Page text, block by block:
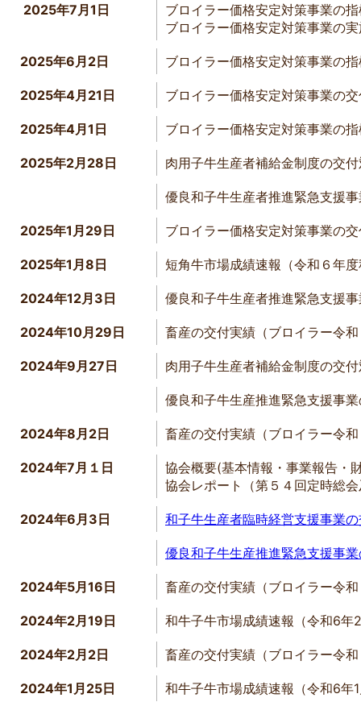
2025年7月1日
ブロイラー価格安定対策事業の
ブロイラー価格安定対策事業の
2025年6月2日 ブロイラー価格安定対策事業の
2025年4月21日 ブロイラー価格安定対策事業の
2025年4月1日 ブロイラー価格安定対策事業の
2025年2月28日 肉用子牛生産者補給金制度の交
優良和子牛生産者推進緊急支援
2025年1月29日 ブロイラー価格安定対策事業の
2025年1月8日 短角牛市場成績速報（令和６年
2024年12月3日 優良和子牛生産者推進緊急支援
2024年10月29日 畜産の交付実績（ブロイラー令
2024年9月27日 肉用子牛生産者補給金制度の交
優良和子牛生産推進緊急支援事
2024年8月2日 畜産の交付実績（ブロイラー令
2024年7月１日
協会概要(基本情報・事業報告・
協会レポート（第５４回定時総
2024年6月3日 和子牛生産者臨時経営支援事業
優良和子牛生産推進緊急支援事
2024年5月16日 畜産の交付実績（ブロイラー令
2024年2月19日 和牛子牛市場成績速報（令和6年
2024年2月2日 畜産の交付実績（ブロイラー令
2024年1月25日 和牛子牛市場成績速報（令和6年